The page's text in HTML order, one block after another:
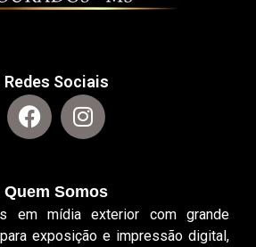
Redes Sociais
Quem Somos
em mídia exterior com grande
exposição e impressão digital,